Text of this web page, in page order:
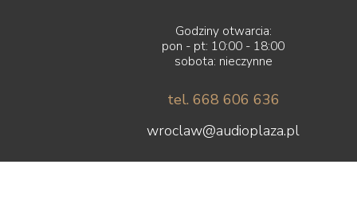
Godziny otwarcia:
pon - pt: 10:00 - 18:00
sobota: nieczynne
tel. 668 606 636
wroclaw@audioplaza.pl